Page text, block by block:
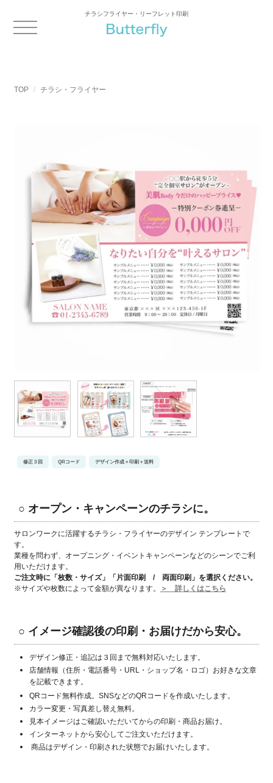
チラシフライヤー・リーフレット印刷
TOP チラシ・フライヤー
修正３回 QRコード デザイン作成＋印刷＋送料
○ オープン・キャンペーンのチラシに。
サロンワークに活躍するチラシ・フライヤーのデザイン テンプレートで
す。
業種を問わず、オープニング・イベントキャンペーンなどのシーンでご利
用いただけます。
ご注文時に「枚数・サイズ」「片面印刷 / 両面印刷」 を選択ください。
※サイズや枚数によって金額が異なります。
＞ 詳しくはこちら
○ イメージ確認後の印刷・お届けだから安心。
デザイン修正・追記は３回まで無料対応いたします。
店舗情報（住所・電話番号・URL・ショップ名・ロゴ）お好きな文章
を記載できます。
QRコード無料作成。SNSなどのQRコードを作成いたします。
カラー変更・写真差し替え無料。
見本イメージはご確認いただいてからの印刷・商品お届け。
インターネットから安心してご注文いただけます。
商品はデザイン・印刷された状態でお届けいたします。